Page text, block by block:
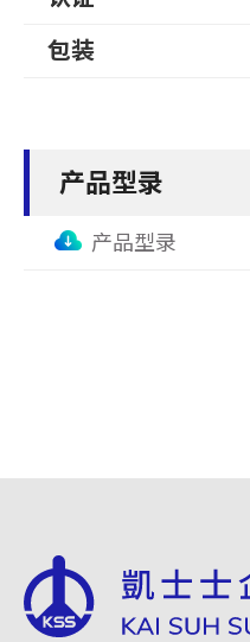
包装
产品型录
产品型录